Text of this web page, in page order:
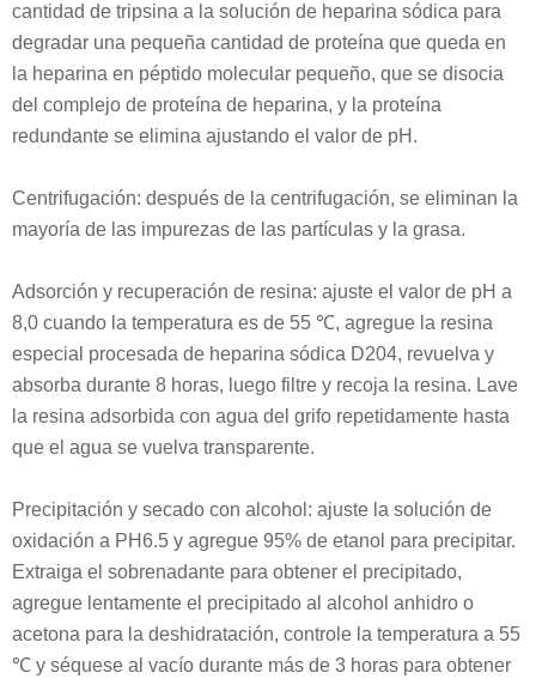
cantidad de tripsina a la solución de heparina sódica para
degradar una pequeña cantidad de proteína que queda en
la heparina en péptido molecular pequeño, que se disocia
del complejo de proteína de heparina, y la proteína
redundante se elimina ajustando el valor de pH.
Centrifugación: después de la centrifugación, se eliminan la
mayoría de las impurezas de las partículas y la grasa.
Adsorción y recuperación de resina: ajuste el valor de pH a
8,0 cuando la temperatura es de 55 ℃, agregue la resina
especial procesada de heparina sódica D204, revuelva y
absorba durante 8 horas, luego filtre y recoja la resina. Lave
la resina adsorbida con agua del grifo repetidamente hasta
que el agua se vuelva transparente.
Precipitación y secado con alcohol: ajuste la solución de
oxidación a PH6.5 y agregue 95% de etanol para precipitar.
Extraiga el sobrenadante para obtener el precipitado,
agregue lentamente el precipitado al alcohol anhidro o
acetona para la deshidratación, controle la temperatura a 55
℃ y séquese al vacío durante más de 3 horas para obtener